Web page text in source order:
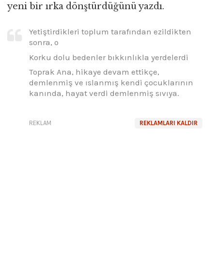
yeni bir ırka dönştürdüğünü yazdı.
Yetiştirdikleri toplum tarafından ezildikten
sonra, o
Korku dolu bedenler bıkkınlıkla yerdelerdi
Toprak Ana, hikaye devam ettikçe,
demlenmiş ve ıslanmış kendi çocuklarının
kanında, hayat verdi demlenmiş sıvıya.
REKLAMLARI KALDIR
REKLAM